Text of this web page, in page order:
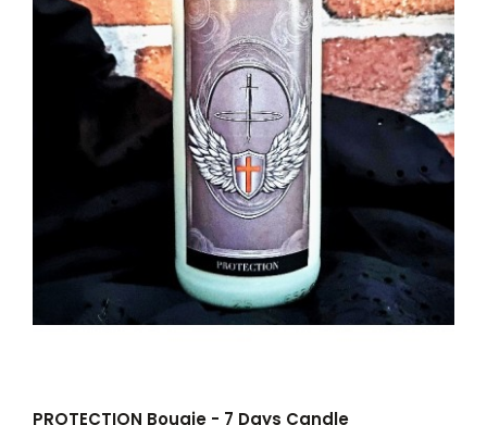
PROTECTION Bougie - 7 Days Candle